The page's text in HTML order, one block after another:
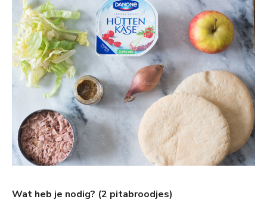
Wat heb je nodig? (2 pitabroodjes)